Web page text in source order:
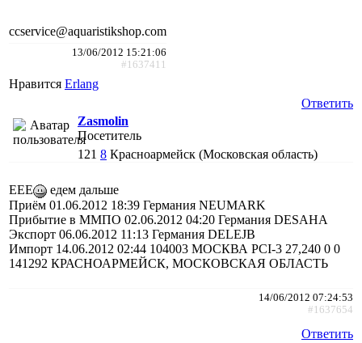
ccservice@aquaristikshop.com
13/06/2012 15:21:06
#1637411
Нравится Erlang
Ответить
Zasmolin
Посетитель
121 8 Красноармейск (Московская область)
ЕЕЕ
едем дальше
Приём 01.06.2012 18:39 Германия NEUMARK
Прибытие в ММПО 02.06.2012 04:20 Германия DESAHA
Экспорт 06.06.2012 11:13 Германия DELEJB
Импорт 14.06.2012 02:44 104003 МОСКВА PCI-3 27,240 0 0
141292 КРАСНОАРМЕЙСК, МОСКОВСКАЯ ОБЛАСТЬ
14/06/2012 07:24:53
#1637654
Ответить